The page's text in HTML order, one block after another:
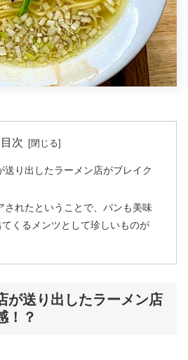
目次
送り出したラーメン店がブレイク
されたということで、パンも美味
くるメンツとして珍しいものが
が送り出したラーメン店
！？